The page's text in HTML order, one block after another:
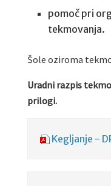
pomoč pri
tekmovanja.
Šole oziroma
Uradni razpis
prilogi.
Kegljanje -